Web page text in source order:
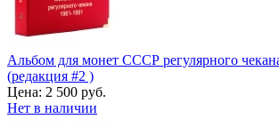
Альбом для монет СССР регулярного
(редакция #2 )
Цена: 2 500 руб.
Нет в наличии